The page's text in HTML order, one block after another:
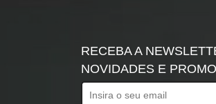
RECEBA A
NOVIDADES E